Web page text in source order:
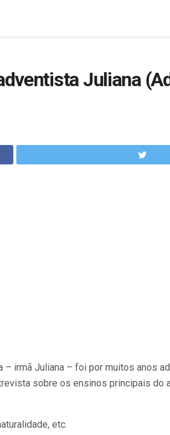
Juliana
– irmã Juliana – foi por muitos anos
sobre os ensinos principais do
etc.